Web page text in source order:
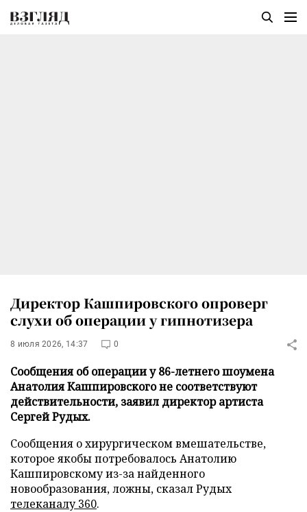
Директор Кашпировского опроверг
слухи об операции у гипнотизера
8 июля 2026, 14:37 0
Сообщения об операции у 86-летнего шоумена
Анатолия Кашпировского не соответствуют
действительности, заявил директор артиста
Сергей Рудых.
Сообщения о хирургическом вмешательстве,
которое якобы потребовалось Анатолию
Кашпировскому из-за найденного
новообразования, ложны, сказал Рудых
телеканалу 360.